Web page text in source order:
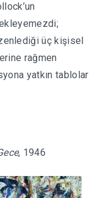
üç kişisel
rağmen
yatkın tablolar
, 1946